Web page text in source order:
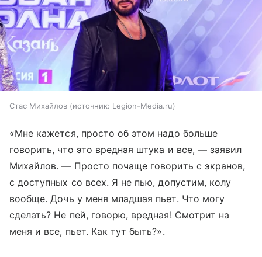
Стас Михайлов источник: Legion-Media.ru
«Мне кажется, просто об этом надо больше
говорить, что это вредная штука и все, — заявил
Михайлов. — Просто почаще говорить с экранов,
с доступных со всех. Я не пью, допустим, колу
вообще. Дочь у меня младшая пьет. Что могу
сделать? Не пей, говорю, вредная! Смотрит на
меня и все, пьет. Как тут быть?».